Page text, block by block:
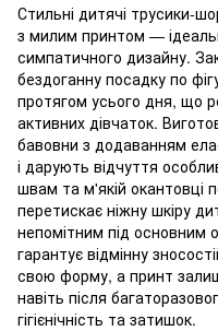
Стильні дитячі трусики-
з милим принтом —
симпатичного дизайну.
бездоганну посадку по
протягом усього дня, що
активних дівчаток.
бавовни з додаванням
і дарують відчуття
швам та м'якій окантовці
перетискає ніжну шкіру
непомітним під основним
гарантує відмінну
свою форму, а принт
навіть після
гігієнічність та затишок.